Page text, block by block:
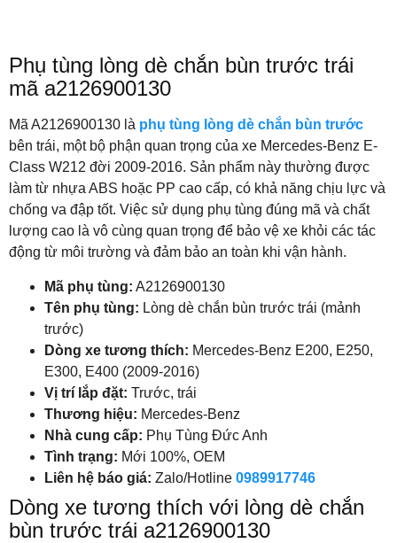
Phụ tùng lòng dè chắn bùn trước trái
mã a2126900130
Mã A2126900130 là phụ tùng lòng dè chắn bùn trước
bên trái, một bộ phận quan trọng của xe Mercedes-Benz E-
Class W212 đời 2009-2016. Sản phẩm này thường được
làm từ nhựa ABS hoặc PP cao cấp, có khả năng chịu lực và
chống va đập tốt. Việc sử dụng phụ tùng đúng mã và chất
lượng cao là vô cùng quan trọng để bảo vệ xe khỏi các tác
động từ môi trường và đảm bảo an toàn khi vận hành.
Mã phụ tùng: A2126900130
Tên phụ tùng: Lòng dè chắn bùn trước trái (mảnh
trước)
Dòng xe tương thích: Mercedes-Benz E200, E250,
E300, E400 (2009-2016)
Vị trí lắp đặt: Trước, trái
Thương hiệu: Mercedes-Benz
Nhà cung cấp: Phụ Tùng Đức Anh
Tình trạng: Mới 100%, OEM
Liên hệ báo giá: Zalo/Hotline 0989917746
Dòng xe tương thích với lòng dè chắn
bùn trước trái a2126900130